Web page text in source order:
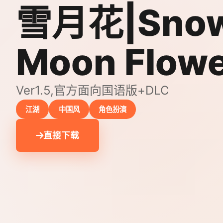
雪月花
Moon
Ver1.5,官方面向国语版+DLC
江湖 中国风 角色扮演
直接下载